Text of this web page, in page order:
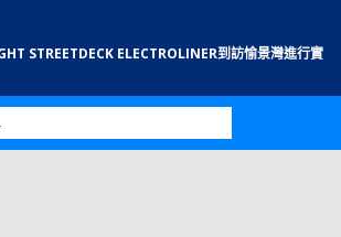
STREETDECK ELECTROLINER到訪愉景灣進行實